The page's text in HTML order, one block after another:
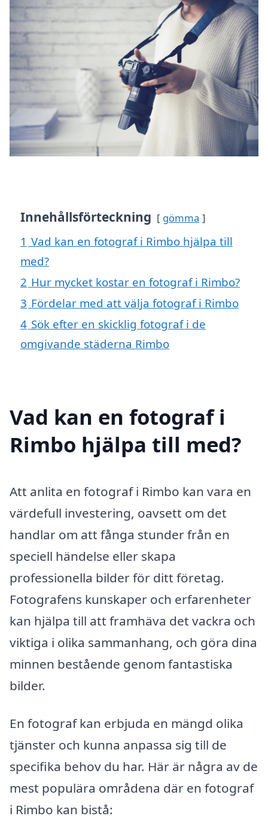
Innehållsförteckning gömma
1 Vad kan en fotograf i Rimbo hjälpa till
med?
2 Hur mycket kostar en fotograf i Rimbo?
3 Fördelar med att välja fotograf i Rimbo
4 Sök efter en skicklig fotograf i de
omgivande städerna Rimbo
Vad kan en fotograf i
Rimbo hjälpa till med?
Att anlita en fotograf i Rimbo kan vara en
värdefull investering, oavsett om det
handlar om att fånga stunder från en
speciell händelse eller skapa
professionella bilder för ditt företag.
Fotografens kunskaper och erfarenheter
kan hjälpa till att framhäva det vackra och
viktiga i olika sammanhang, och göra dina
minnen bestående genom fantastiska
bilder.
En fotograf kan erbjuda en mängd olika
tjänster och kunna anpassa sig till de
specifika behov du har. Här är några av de
mest populära områdena där en fotograf
i Rimbo kan bistå: